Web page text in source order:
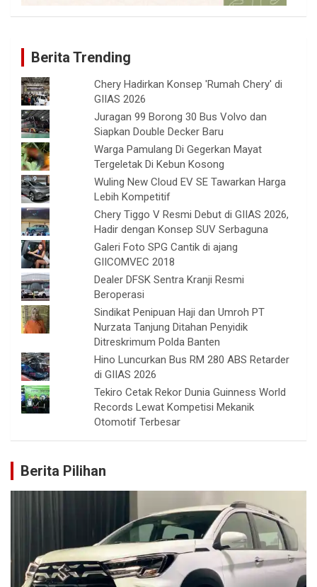
Berita Trending
Chery Hadirkan Konsep 'Rumah Chery' di
GIIAS 2026
Juragan 99 Borong 30 Bus Volvo dan
Siapkan Double Decker Baru
Warga Pamulang Di Gegerkan Mayat
Tergeletak Di Kebun Kosong
Wuling New Cloud EV SE Tawarkan Harga
Lebih Kompetitif
Chery Tiggo V Resmi Debut di GIIAS 2026,
Hadir dengan Konsep SUV Serbaguna
Galeri Foto SPG Cantik di ajang
GIICOMVEC 2018
Dealer DFSK Sentra Kranji Resmi
Beroperasi
Sindikat Penipuan Haji dan Umroh PT
Nurzata Tanjung Ditahan Penyidik
Ditreskrimum Polda Banten
Hino Luncurkan Bus RM 280 ABS Retarder
di GIIAS 2026
Tekiro Cetak Rekor Dunia Guinness World
Records Lewat Kompetisi Mekanik
Otomotif Terbesar
Berita Pilihan